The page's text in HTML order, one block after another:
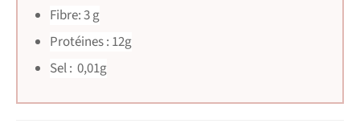
Fibre: 3 g
Protéines : 12g
Sel : 0,01g